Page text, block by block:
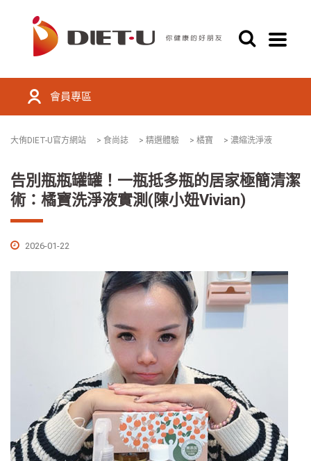
會員專區
大侑DIET-U官方網站 > 食尚誌 > 精選體驗 > 橘寶 > 濃縮洗淨液
告別瓶瓶罐罐！一瓶抵多瓶的居家極簡清潔
術：橘寶洗淨液實測(陳小妞Vivian)
2026-01-22